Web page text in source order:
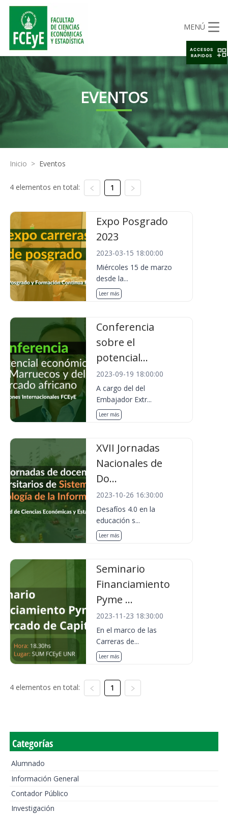
MENÚ
EVENTOS
Inicio > Eventos
4 elementos en total: 1
Expo Posgrado
2023
2023-03-15 18:00:00
Miércoles 15 de marzo
desde la...
Leer más
Conferencia
sobre el
potencial...
2023-09-19 18:00:00
A cargo del del
Embajador Extr...
Leer más
XVII Jornadas
Nacionales de
Do...
2023-10-26 16:30:00
Desafíos 4.0 en la
educación s...
Leer más
Seminario
Financiamiento
Pyme ...
2023-11-23 18:30:00
En el marco de las
Carreras de...
Leer más
4 elementos en total: 1
Categorías
Alumnado
Información General
Contador Público
Investigación
ACCESOS
RAPIDOS